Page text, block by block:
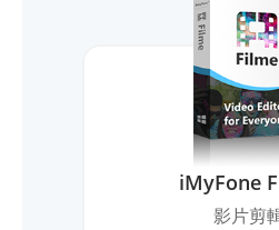
iMyFone
影片剪